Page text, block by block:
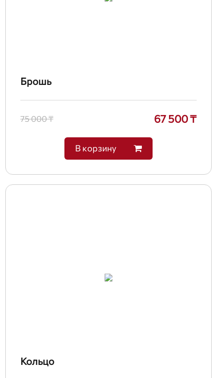
Брошь
75 000 ₸ 67 500 ₸
В корзину
Кольцо